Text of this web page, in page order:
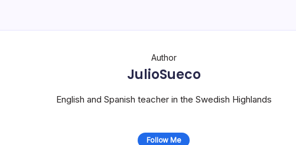
Author
JulioSueco
English and Spanish teacher in the Swedish Highlands
Follow Me